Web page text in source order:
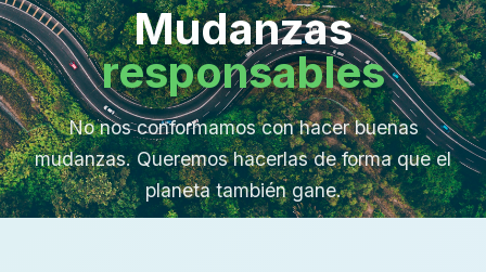
Mudanzas
responsables
No nos conformamos con hacer buenas
mudanzas. Queremos hacerlas de forma que el
planeta también gane.